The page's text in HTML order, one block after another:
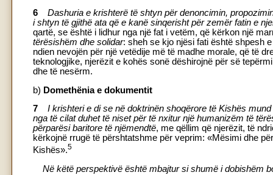
6
Dashuria e krishterë të shtyn për denoncimin,
i shtyn të gjithë ata që e kanë sinqerisht për zemër fatin e
qartë, se është i lidhur nga një fat i vetëm, që kërkon një
tërësishëm dhe solidar: sheh se kjo njësi fati është shpesh
ndien nevojën për një vetëdije më të madhe morale, që të
teknologjike, njerëzit e kohës sonë dëshirojnë për së
dhe të nesërm.
b) Domethënia e dokumentit
7
I krishteri e di se në doktrinën shoqërore të Kishës
nga të cilat duhet të niset për të nxitur një humanizëm të
përparësi baritore të njëmendtë, me qëllim që njerëzit, të
kërkojnë rrugë të përshtatshme për veprim: «Mësimi dhe
Kishës».5
Në këtë perspektivë është mbajtur si shumë i dobishëm